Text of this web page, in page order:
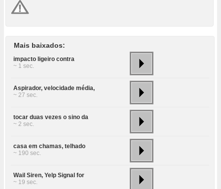
Mais baixados:
impacto ligeiro contra
~ 1 sec.
Aspirador, velocidade média,
~ 27 sec.
tocar duas vezes o sino da
~ 2 sec.
casa em chamas, telhado
~ 190 sec.
Wail Siren, Yelp Signal for
~ 19 sec.